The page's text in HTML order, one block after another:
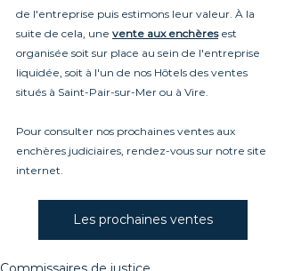
de l'entreprise puis estimons leur valeur. À la
suite de cela, une vente aux enchères est
organisée soit sur place au sein de l'entreprise
liquidée, soit à l'un de nos Hôtels des ventes
situés à Saint-Pair-sur-Mer ou à Vire.
Pour consulter nos prochaines ventes aux
enchères judiciaires, rendez-vous sur notre site
internet.
Les prochaines ventes